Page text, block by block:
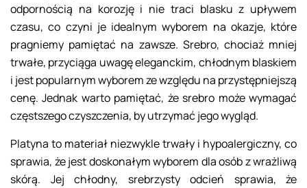
odpornością na korozję i nie traci blasku z upływem
czasu, co czyni je idealnym wyborem na okazje, które
pragniemy pamiętać na zawsze. Srebro, chociaż mniej
trwałe, przyciąga uwagę eleganckim, chłodnym blaskiem
i jest popularnym wyborem ze względu na przystępniejszą
cenę. Jednak warto pamiętać, że srebro może wymagać
częstszego czyszczenia, by utrzymać jego wygląd.
Platyna to materiał niezwykle trwały i hypoalergiczny, co
sprawia, że jest doskonałym wyborem dla osób z wrażliwą
skórą. Jej chłodny, srebrzysty odcień sprawia, że